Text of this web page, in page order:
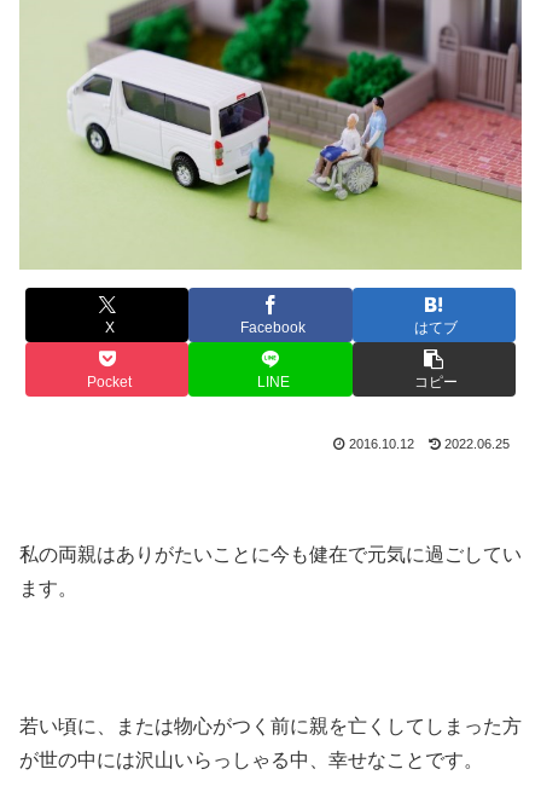
X Facebook はてブ
Pocket LINE コピー
2016.10.12 2022.06.25
私の両親はありがたいことに今も健在で元気に過ごしてい
ます。
若い頃に、または物心がつく前に親を亡くしてしまった方
が世の中には沢山いらっしゃる中、幸せなことです。